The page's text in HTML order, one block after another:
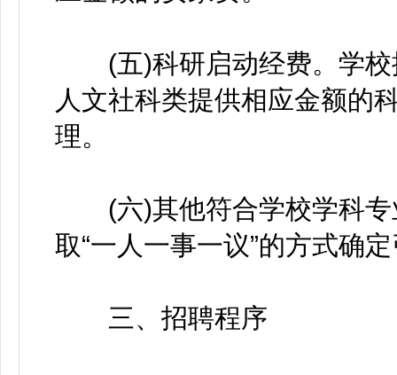
(五)科研启动经费。学校
人文社科类提供相应金额的
理。
(六)其他符合学校学科专
取“一人一事一议”的方式确
三、招聘程序